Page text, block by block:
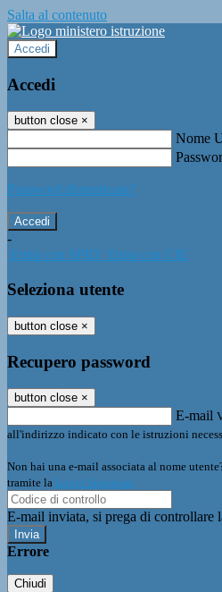
Salta al contenuto
Accedi
Accedi
button close ×
Nome
Password dimenticata?
-
Entra con SPID Entra con CIE
Seleziona utente
button close ×
Recupero password
button close ×
E-mail
all'indirizzo indicato con le istruzioni
Non hai una e-mail associata al nome
tramite la Login Spaggiari
E-mail inviata, si prega di controllare
Errore
Chiudi